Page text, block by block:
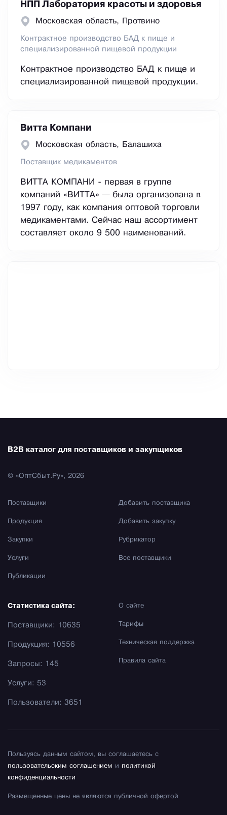
НПП Лаборатория красоты и здоровья
Московская область, Протвино
Контрактное производство БАД к пище и
специализированной пищевой продукции
Контрактное производство БАД к пище и
специализированной пищевой продукции.
Витта Компани
Московская область, Балашиха
Поставщик медикаментов
ВИТТА КОМПАНИ - первая в группе
компаний «ВИТТА» — была организована в
1997 году, как компания оптовой торговли
медикаментами. Сейчас наш ассортимент
составляет около 9 500 наименований.
B2B каталог для поставщиков и закупщиков
© «ОптСбыт.Ру», 2026
Поставщики
Продукция
Закупки
Услуги
Публикации
Добавить поставщика
Добавить закупку
Рубрикатор
Все поставщики
О сайте
Тарифы
Техническая поддержка
Правила сайта
Статистика сайта:
Поставщики: 10635
Продукция: 10556
Запросы: 145
Услуги: 53
Пользователи: 3651
Пользуясь данным сайтом, вы соглашаетесь с
пользовательским соглашением и политикой
конфиденциальности
Размещенные цены не являются публичной офертой